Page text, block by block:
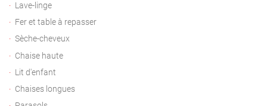
Lave-linge
Fer et table à repasser
Sèche-cheveux
Chaise haute
Lit d'enfant
Chaises longues